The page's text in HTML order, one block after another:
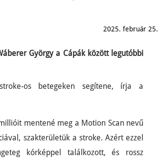
2025. február 25.
György a Cápák között legutóbbi
os betegeken segítene, írja a
mentené meg a Motion Scan nevű
szakterületük a stroke. Azért ezzel
kórképpel találkozott, és rossz